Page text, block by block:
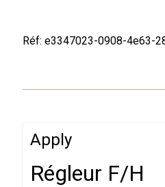
Réf: e3347023-0908-4e63-
Apply
Régleur F/H